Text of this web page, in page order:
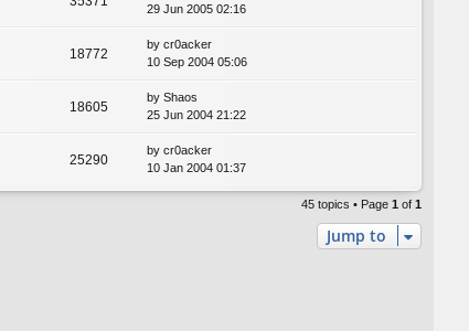
29 Jun 2005 02:16
18772
by cr0acker
10 Sep 2004 05:06
18605
by Shaos
25 Jun 2004 21:22
25290
by cr0acker
10 Jan 2004 01:37
45 topics • Page 1 of 1
Jump to